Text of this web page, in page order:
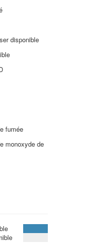
disponible
fumée
monoxyde de